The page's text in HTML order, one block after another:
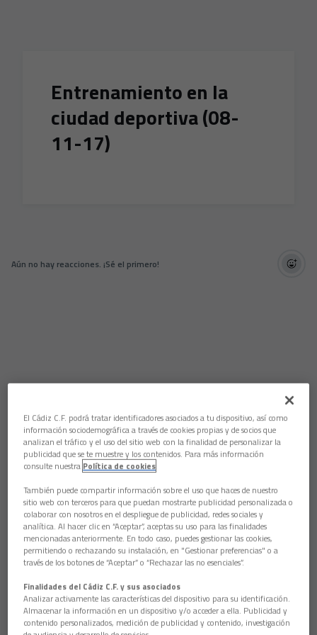
Entrenamiento en la
ciudad deportiva (08-
11-17)
Aún no hay reacciones. ¡Sé el primero!
El Cádiz C.F. podrá tratar identificadores asociados a tu dispositivo, así como
información sociodemográfica a través de cookies propias y de socios que
analizan el tráfico y el uso del sitio web con la finalidad de personalizar la
publicidad que se te muestre y los contenidos. Para más información
consulte nuestra Política de cookies
También puede compartir información sobre el uso que haces de nuestro
sitio web con terceros para que puedan mostrarte publicidad personalizada o
colaborar con nosotros en el despliegue de publicidad, redes sociales y
analítica. Al hacer clic en “Aceptar”, aceptas su uso para las finalidades
mencionadas anteriormente. En todo caso, puedes gestionar las cookies,
permitiendo o rechazando su instalación, en "Gestionar preferencias" o a
través de los botones de “Aceptar” o “Rechazar las no esenciales”.
Finalidades del Cádiz C.F. y sus asociados
Analizar activamente las características del dispositivo para su identificación.
Almacenar la información en un dispositivo y/o acceder a ella. Publicidad y
contenido personalizados, medición de publicidad y contenido, investigación